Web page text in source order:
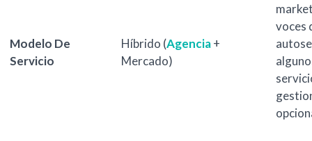
Modelo De
Servicio
Híbrido (Agencia+
Mercado)
voces